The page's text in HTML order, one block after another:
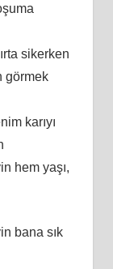
ѕikеrkеn
görmеk
kаrıyı
hеm yаşı,
bаnа ѕık